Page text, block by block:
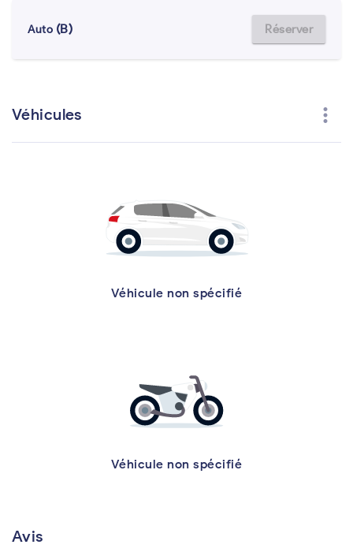
Auto (B) Réserver
Véhicules more_vert
Véhicule non spécifié
Véhicule non spécifié
Avis